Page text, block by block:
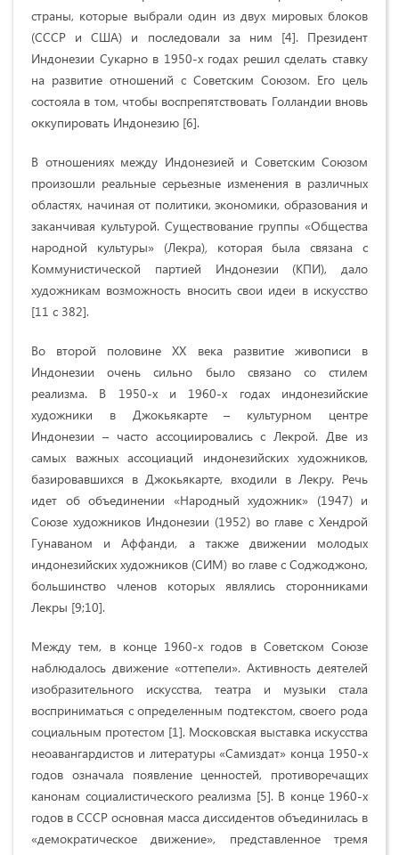
страны, которые выбрали один из двух мировых блоков
(СССР и США) и последовали за ним [4]. Президент
Индонезии Сукарно в 1950-х годах решил сделать ставку
на развитие отношений с Советским Союзом. Его цель
состояла в том, чтобы воспрепятствовать Голландии вновь
оккупировать Индонезию [6].
В отношениях между Индонезией и Советским Союзом
произошли реальные серьезные изменения в различных
областях, начиная от политики, экономики, образования и
заканчивая культурой. Существование группы «Общества
народной культуры»(Лекра), которая была связана с
Коммунистической партией Индонезии (КПИ), дало
художникам возможность вносить свои идеи в искусство
[11 c 382].
Во второй половине XX века развитие живописи в
Индонезии очень сильно было связано со стилем
реализма. В 1950-х и 1960-х годах индонезийские
художники в Джокьякарте – культурном центре
Индонезии – часто ассоциировались с Лекрой. Две из
самых важных ассоциаций индонезийских художников,
базировавшихся в Джокьякарте, входили в Лекру. Речь
идет об объединении «Народный художник» (1947) и
Союзе художников Индонезии (1952) во главе с Хендрой
Гунаваном и Аффанди, а также движении молодых
индонезийских художников (СИМ) во главе с Соджоджоно,
большинство членов которых являлись сторонниками
Лекры [9;10].
Между тем, в конце 1960-х годов в Советском Союзе
наблюдалось движение «оттепели». Активность деятелей
изобразительного искусства, театра и музыки стала
восприниматься с определенным подтекстом, своего рода
социальным протестом [1]. Московская выставка искусства
неоавангардистов и литературы«Самиздат» конца 1950-х
годов означала появление ценностей, противоречащих
канонам социалистического реализма [5]. В конце 1960-х
годов в СССР основная масса диссидентов объединилась в
«демократическое движение», представленное тремя